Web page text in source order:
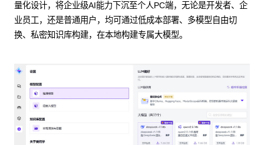
量化设计，将企业级AI能力下沉至个人PC端，无论是开发者、企
业员工，还是普通用户，均可通过低成本部署、多模型自由切
换、私密知识库构建，在本地构建专属大模型。